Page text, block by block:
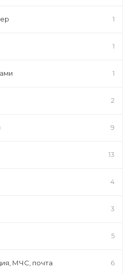
1
1
1
2
9
13
4
3
5
МЧС, почта 6